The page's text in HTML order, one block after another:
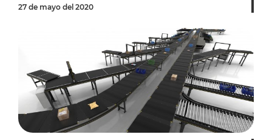
27 de mayo del 2020